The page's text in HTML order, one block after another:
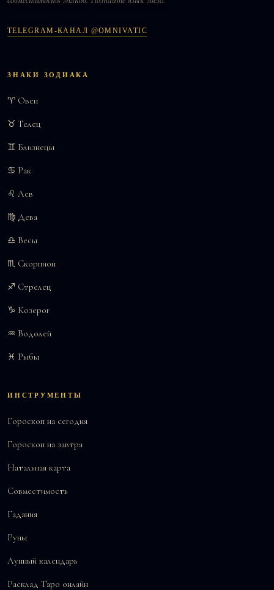
TELEGRAM-КАНАЛ @OMNIVATIC
ЗНАКИ ЗОДИАКА
♈ Овен
♉ Телец
♊ Близнецы
♋ Рак
♌ Лев
♍ Дева
♎ Весы
♏ Скорпион
♐ Стрелец
♑ Козерог
♒ Водолей
♓ Рыбы
ИНСТРУМЕНТЫ
Гороскоп на сегодня
Гороскоп на завтра
Натальная карта
Совместимость
Гадания
Руны
Лунный календарь
Расклад Таро онлайн